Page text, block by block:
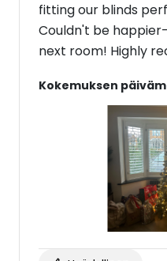
fitting our blinds
Couldn't be
next room! Highly
Kokemuksen